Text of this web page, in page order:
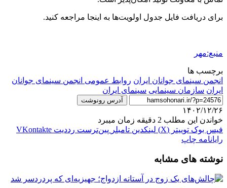
برای دریافت فایل جدول اولویت‌ها به اینجا مراجعه کنید.
منبع:مهر
برچسب ها
انجمن سينماى جوانان ایران روابط عمومی انجمن سینمای جوانان
ایران سازمان سینمایی سینمای ایران
آدرس رونوشت
۱۴۰۲/۱۲/۲۶
خواندن این مطلب 2 دقیقه زمان میبرد
فیس بوک توییتر (X) لینکدین ‫تامبلر ‫پین‌ترست ‫رددیت ‫VKontakte
رایانامه چاپ
نوشته های مشابه